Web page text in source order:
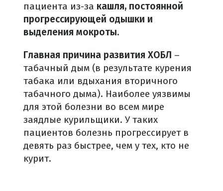
пациента из-за кашля, постоянной
прогрессирующей одышки и
выделения мокроты.
Главная причина развития ХОБЛ –
табачный дым (в результате курения
табака или вдыхания вторичного
табачного дыма). Наиболее уязвимы
для этой болезни во всем мире
заядлые курильщики. У таких
пациентов болезнь прогрессирует в
девять раз быстрее, чем у тех, кто не
курит.